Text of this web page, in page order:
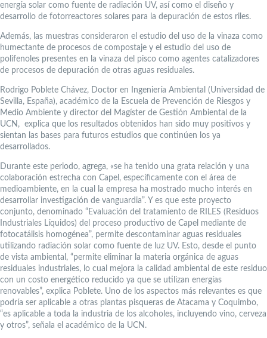
energía solar como fuente de radiación UV, así como el diseño y
desarrollo de fotorreactores solares para la depuración de estos riles.
Además, las muestras consideraron el estudio del uso de la vinaza como
humectante de procesos de compostaje y el estudio del uso de
polifenoles presentes en la vinaza del pisco como agentes catalizadores
de procesos de depuración de otras aguas residuales.
Rodrigo Poblete Chávez, Doctor en Ingeniería Ambiental (Universidad de
Sevilla, España), académico de la Escuela de Prevención de Riesgos y
Medio Ambiente y director del Magíster de Gestión Ambiental de la
UCN, explica que los resultados obtenidos han sido muy positivos y
sientan las bases para futuros estudios que continúen los ya
desarrollados.
Durante este periodo, agrega, «se ha tenido una grata relación y una
colaboración estrecha con Capel, específicamente con el área de
medioambiente, en la cual la empresa ha mostrado mucho interés en
desarrollar investigación de vanguardia”. Y es que este proyecto
conjunto, denominado “Evaluación del tratamiento de RILES (Residuos
Industriales Líquidos) del proceso productivo de Capel mediante de
fotocatálisis homogénea”, permite descontaminar aguas residuales
utilizando radiación solar como fuente de luz UV. Esto, desde el punto
de vista ambiental, “permite eliminar la materia orgánica de aguas
residuales industriales, lo cual mejora la calidad ambiental de este residuo
con un costo energético reducido ya que se utilizan energías
renovables”, explica Poblete. Uno de los aspectos más relevantes es que
podría ser aplicable a otras plantas pisqueras de Atacama y Coquimbo,
“es aplicable a toda la industria de los alcoholes, incluyendo vino, cerveza
y otros”, señala el académico de la UCN.